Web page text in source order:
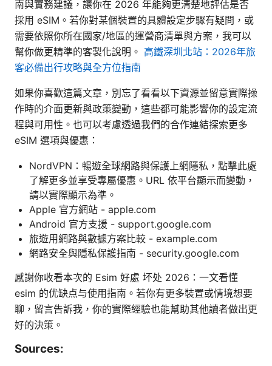
南與實務建議，讓你在 2026 年能夠更清楚地評估是否
採用 eSIM。若你對某個裝置的具體設定步驟有疑問，或
需要依照你所在國家/地區的運營商清單與方案，我可以
幫你做更精準的客製化說明。 高鐵深圳北站：2026年旅
客必備出行攻略與全方位指南
如果你喜歡這篇文章，別忘了看看以下資源並留意實際操
作時的介面更新與政策變動，這些都可能影響你的設定流
程與可用性。也可以考慮透過我們的合作連結探索更多
eSIM 選項與優惠：
NordVPN：暢遊全球網路與保護上網隱私，點擊此處
了解更多並享受專屬優惠。URL 依平台顯示而變動，
請以實際顯示為準。
Apple 官方網站 - apple.com
Android 官方支援 - support.google.com
旅遊用網路與數據方案比較 - example.com
網路安全與隱私保護指南 - security.google.com
感謝你收看本次的 Esim 好處 坏处 2026：一文看懂
esim 的优缺点与使用指南。若你有更多裝置或情境想要
聊，留言告訴我，你的實際經驗也能幫助其他讀者做出更
好的決策。
Sources: